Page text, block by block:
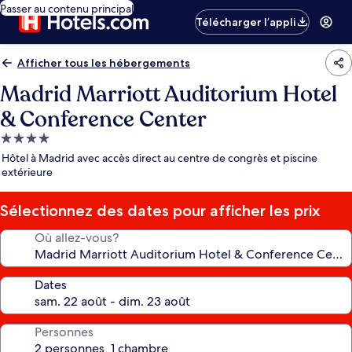
Passer au contenu principal
Télécharger l’appli
Afficher tous les hébergements
Madrid Marriott Auditorium Hotel
& Conference Center
Hébergement
4.0 étoiles
Hôtel à Madrid avec accès direct au centre de congrès et piscine
extérieure
Sélectionnez des dates pour afficher les prix
Où allez-vous?
Dates
Personnes